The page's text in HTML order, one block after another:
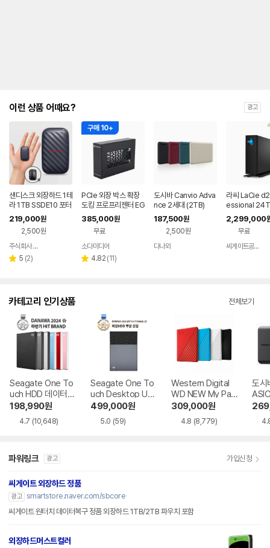
이런 상품 어때요? 광고
샌디스크 외장하드 1테
라 1TB SSDE10 포터
블 드라이브 대용량 C
타입 초소형 외장HDD
219,000원
2,500원
주식회사 피아이디
별 5 리
(2)
구매 10+
PCIe 외장 박스 확장
도킹 프로프리젠터 EG
PU 맥 교회 자막기 프
프독 PP-DOCK
385,000원
무료
페이
소다미디어
별 4.82 리
(11)
도시바 Canvio Adva
nce 2세대 (2TB)
187,500원
2,500원
다나와
라씨 LaCie
essional
2,299,000
무료
씨게이트공식총판
카테고리 인기상품 전체보기
Seagate One To
uch HDD 데이터복
구
198,990원
4.7 (10,648)
Seagate One To
uch Desktop US
B BUS Power 데
이터복구
499,000원
5.0 (59)
Western Digital
WD NEW My Pas
sport Gen3
309,000원
4.8 (8,779)
도시
파워링크 광고 가입신청
씨게이트 외장하드 정품
광고 smartstore.naver.com/sbcore
씨게이트 원터치 데이터복구 정품 외장하드 1TB/2TB 파우치 포함
외장하드머스트컬러